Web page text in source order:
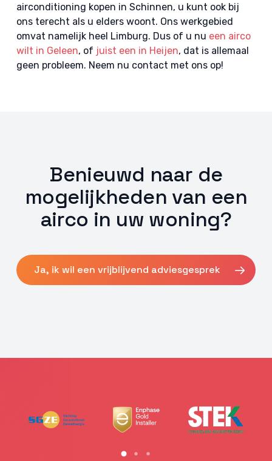
airconditioning kopen in Schinnen, u kunt ook bij
ons terecht als u elders woont. Ons werkgebied
omvat namelijk heel Limburg. Dus of u nu een airco
wilt in Geleen, of juist een in Heijen, dat is allemaal
geen probleem. Neem nu contact met ons op!
Benieuwd naar de
mogelijkheden van een
airco in uw woning?
Ja, ik wil een vrijblijvend adviesgesprek